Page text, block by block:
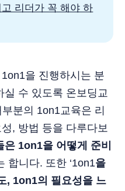
리더가 꼭 해야 하
을 진행하시는 분
수 있도록 온보딩교
분의 1on1교육은 리
, 방법 등을 다루다보
1on1을 어떻게 준비
합니다. 또한 ‘1on1을
, 1on1의 필요성을 느